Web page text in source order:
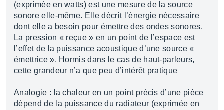
(exprimée en watts) est une mesure de lasource
sonore elle-même. Elle décrit l’énergie nécessaire
dont elle a besoin pour émettre des ondes sonores.
La pression « reçue » en un point de l’espace est
l’effet de la puissance acoustique d’une source «
émettrice ». Hormis dans le cas de haut-parleurs,
cette grandeur n’a que peu d’intérêt pratique
Analogie : la chaleur en un point précis d’une pièce
dépend de la puissance du radiateur (exprimée en